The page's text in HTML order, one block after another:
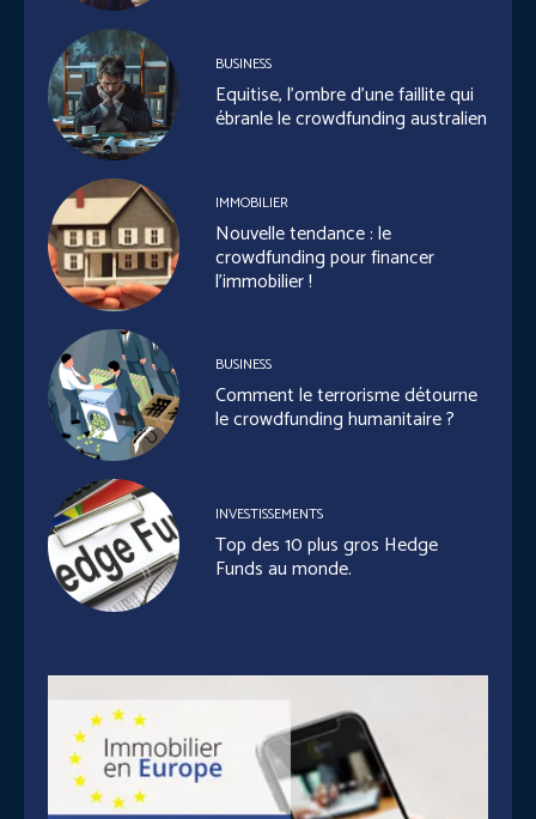
BUSINESS
Equitise, l’ombre d’une faillite qui
ébranle le crowdfunding australien
IMMOBILIER
Nouvelle tendance : le
crowdfunding pour financer
l’immobilier !
BUSINESS
Comment le terrorisme détourne
le crowdfunding humanitaire ?
INVESTISSEMENTS
Top des 10 plus gros Hedge
Funds au monde.